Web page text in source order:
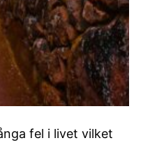
fel i livet vilket